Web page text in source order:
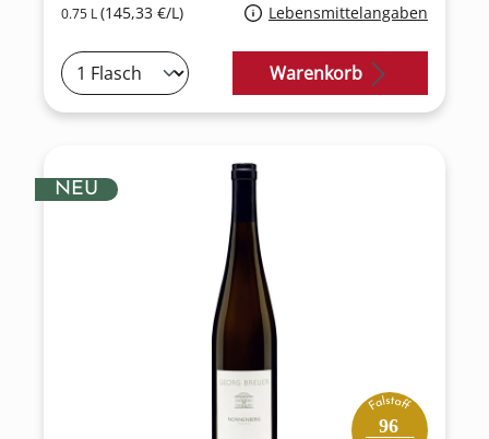
0.75 L(145,33 €/L) Lebensmittelangaben
Warenkorb
NEU
96